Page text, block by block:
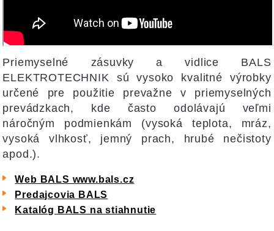
Priemyselné zásuvky a vidlice BALS
ELEKTROTECHNIK sú vysoko kvalitné výrobky
určené pre použitie prevažne v priemyselných
prevádzkach, kde často odolávajú veľmi
náročným podmienkám (vysoká teplota, mráz,
vysoká vlhkosť, jemný prach, hrubé nečistoty
apod.).
Web BALS www.bals.cz
Predajcovia BALS
Katalóg BALS na stiahnutie